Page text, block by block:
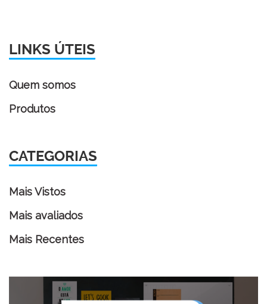
LINKS ÚTEIS
Quem somos
Produtos
CATEGORIAS
Mais Vistos
Mais avaliados
Mais Recentes